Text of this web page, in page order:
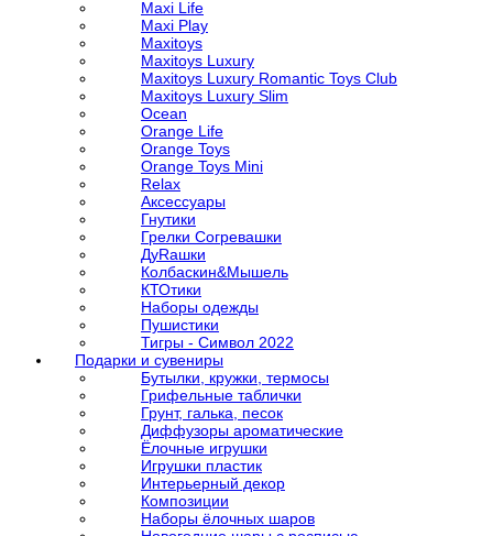
Maxi Life
Maxi Play
Maxitoys
Maxitoys Luxury
Maxitoys Luxury Romantic Toys Club
Maxitoys Luxury Slim
Ocean
Orange Life
Orange Toys
Orange Toys Mini
Relax
Аксессуары
Гнутики
Грелки Согревашки
ДуRашки
Колбаскин&Мышель
КТОтики
Наборы одежды
Пушистики
Тигры - Символ 2022
Подарки и сувениры
Бутылки, кружки, термосы
Грифельные таблички
Грунт, галька, песок
Диффузоры ароматические
Ёлочные игрушки
Игрушки пластик
Интерьерный декор
Композиции
Наборы ёлочных шаров